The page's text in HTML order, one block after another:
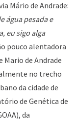
Mário de Andrade:
água pesada e
eu sigo alga
pouco alentadora
Mario de Andrade
no trecho
da cidade de
de Genética de
da